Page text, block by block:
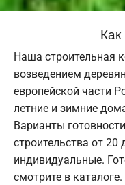
Наша строительная
возведением
европейской части
летние и зимние
Варианты
строительства от
индивидуальные.
смотрите в